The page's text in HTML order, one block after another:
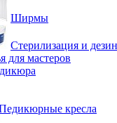
Ширмы
Стерилизация и
для мастеров
кресла